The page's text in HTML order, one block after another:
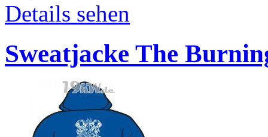
Details sehen
Sweatjacke The